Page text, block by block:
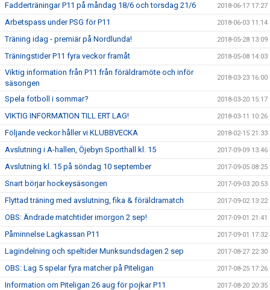
Fadderträningar P11 på måndag 18/6 och torsdag 21/6 2018-06-17 17:27
Arbetspass under PSG för P11 2018-06-03 11:14
Träning idag - premiär på Nordlunda! 2018-05-28 13:09
Träningstider P11 fyra veckor framåt 2018-05-08 14:03
Viktig information från P11 från föräldramöte och inför
säsongen
2018-03-23 16:00
Spela fotboll i sommar? 2018-03-20 15:17
VIKTIG INFORMATION TILL ERT LAG! 2018-03-11 10:26
Följande veckor håller vi KLUBBVECKA 2018-02-15 21:33
Avslutning i A-hallen, Öjebyn Sporthall kl. 15 2017-09-09 13:46
Avslutning kl. 15 på söndag 10 september 2017-09-05 08:25
Snart börjar hockeysäsongen 2017-09-03 20:53
Flyttad träning med avslutning, fika & föräldramatch 2017-09-02 13:22
OBS: Ändrade matchtider imorgon 2 sep! 2017-09-01 21:41
Påminnelse Lagkassan P11 2017-09-01 17:32
Lagindelning och speltider Munksundsdagen 2 sep 2017-08-27 22:30
OBS: Lag 5 spelar fyra matcher på Piteligan 2017-08-25 17:26
Information om Piteligan 26 aug för pojkar P11 2017-08-20 20:35